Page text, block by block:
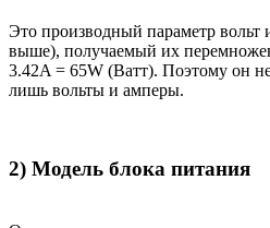
Это производный параметр вольт
выше), получаемый их
3.42A = 65W (Ватт). Поэтому он
лишь вольты и амперы.
2) Модель блока питания